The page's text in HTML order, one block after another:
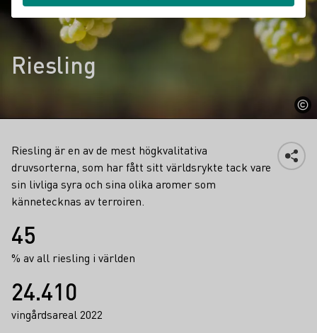
Riesling
Riesling är en av de mest högkvalitativa
druvsorterna, som har fått sitt världsrykte tack vare
sin livliga syra och sina olika aromer som
kännetecknas av terroiren.
Fakta
45
% av all riesling i världen
24.410
vingårdsareal 2022